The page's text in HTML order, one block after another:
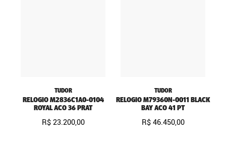
TUDOR
RELOGIO M2836C1A0-0104
ROYAL ACO 36 PRAT
R$ 23.200,00
TUDOR
RELOGIO M79360N-0011 BLACK
BAY ACO 41 PT
R$ 46.450,00